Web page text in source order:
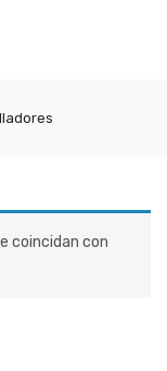
coincidan con